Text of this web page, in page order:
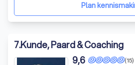
Plan
7.Kunde, Paard & Coaching
(15)
9,6